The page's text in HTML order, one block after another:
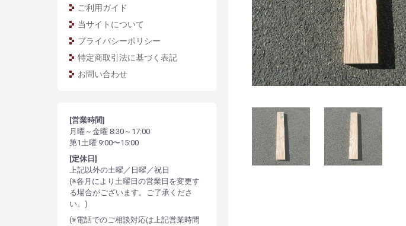
ご利用ガイド
当サイトについて
プライバシーポリシー
特定商取引法に基づく表記
お問い合わせ
[営業時間]
月曜～金曜 8:30～17:00
第1土曜 9:00〜15:00
[定休日]
上記以外の土曜／日曜／祝日
(※各月により土曜日の営業日を変更す
る場合がございます。ご了承くださ
い。)
(※電話でのご相談対応は上記営業時間